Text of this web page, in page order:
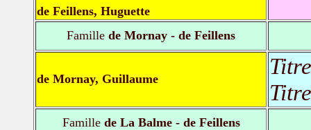
de Feillens, Huguette
Famille de Mornay - de Feillens
de Mornay, Guillaume
Famillede La Balme - de Feillens